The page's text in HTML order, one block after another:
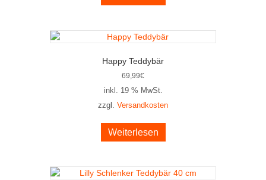
Happy Teddybär
69,99€
inkl. 19 % MwSt.
zzgl. Versandkosten
Weiterlesen